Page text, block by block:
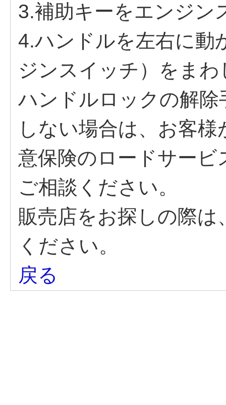
3.補助キーをエンジン
4.ハンドルを左右に動
ジンスイッチ）をま
ハンドルロックの解
しない場合は、お客
意保険のロードサー
ご相談ください。
販売店をお探しの際は
ください。
戻る